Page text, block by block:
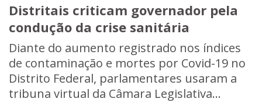
Distritais criticam governador pela
condução da crise sanitária
Diante do aumento registrado nos índices
de contaminação e mortes por Covid-19 no
Distrito Federal, parlamentares usaram a
tribuna virtual da Câmara Legislativa...